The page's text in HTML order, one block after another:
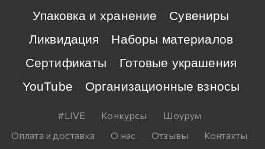
Упаковка и хранение
Сувениры
Ликвидация
Наборы материалов
Сертификаты
Готовые украшения
YouTube
Организационные взносы
#LIVE Конкурсы
Шоурум
Оплата и доставка
О нас Отзывы
Контакты